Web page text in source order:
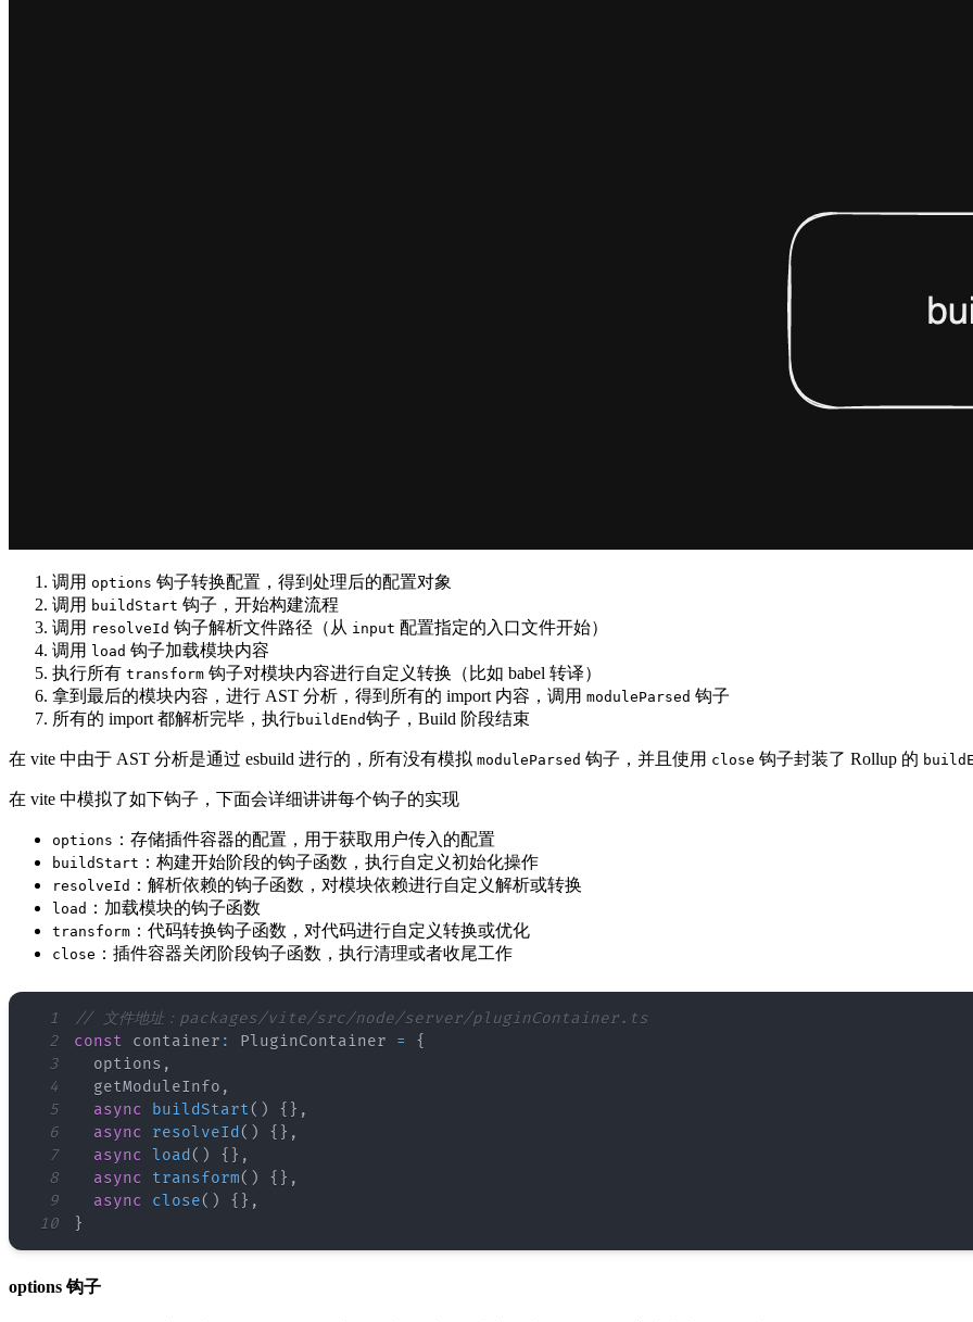
调用 options 钩子转换配置，得到处理后的配置对象
调用 buildStart 钩子，开始构建流程
调用 resolveId 钩子解析文件路径（从 input 配置指定的入口文件开始）
调用 load 钩子加载模块内容
执行所有 transform 钩子对模块内容进行自定义转换（比如 babel 转译）
拿到最后的模块内容，进行 AST 分析，得到所有的 import 内容，调用 moduleParsed 钩子
所有的 import 都解析完毕，执行buildEnd钩子，Build 阶段结束
在 vite 中由于 AST 分析是通过 esbuild 进行的，所有没有模拟 moduleParsed 钩子，并且使用 close 钩子封装了 Rollup 的
在 vite 中模拟了如下钩子，下面会详细讲讲每个钩子的实现
options ：存储插件容器的配置，用于获取用户传入的配置
buildStart ：构建开始阶段的钩子函数，执行自定义初始化操作
resolveId ：解析依赖的钩子函数，对模块依赖进行自定义解析或转换
load ：加载模块的钩子函数
transform ：代码转换钩子函数，对代码进行自定义转换或优化
close ：插件容器关闭阶段钩子函数，执行清理或者收尾工作
1
// 文件地址：packages/vite/src/node/server/pluginContainer.ts
2
const container : PluginContainer =
{
3
  options
,
4
  getModuleInfo
,
5
async buildStart( ) { } ,
6
async resolveId ( ) { } ,
7
async load ( ) { } ,
8
async transform( ) { } ,
9
async close( ) { } ,
10
}
options 钩子